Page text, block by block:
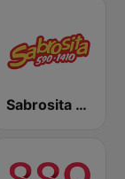
Sabrosita 590 AM